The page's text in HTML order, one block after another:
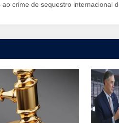
crime de sequestro internacional